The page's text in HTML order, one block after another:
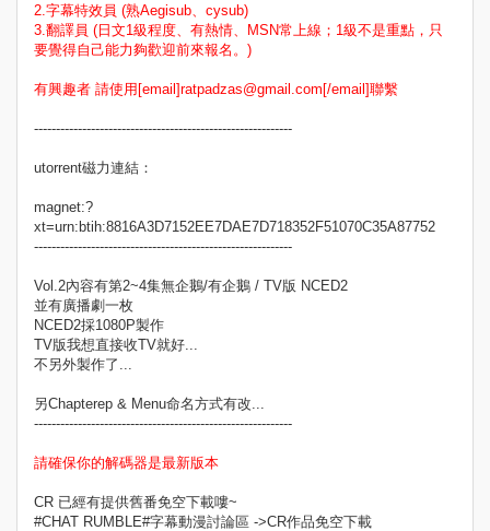
2.字幕特效員 (熟Aegisub、cysub)
3.翻譯員 (日文1級程度、有熱情、MSN常上線；1級不是重點，只
要覺得自己能力夠歡迎前來報名。)
有興趣者 請使用[email]ratpadzas@gmail.com[/email]聯繫
-----------------------------------------------------------
utorrent磁力連結：
magnet:?
xt=urn:btih:8816A3D7152EE7DAE7D718352F51070C35A87752
-----------------------------------------------------------
Vol.2內容有第2~4集無企鵝/有企鵝 / TV版 NCED2
並有廣播劇一枚
NCED2採1080P製作
TV版我想直接收TV就好...
不另外製作了...
另Chapterep & Menu命名方式有改...
-----------------------------------------------------------
請確保你的解碼器是最新版本
CR 已經有提供舊番免空下載嘍~
#CHAT RUMBLE#字幕動漫討論區 ->CR作品免空下載